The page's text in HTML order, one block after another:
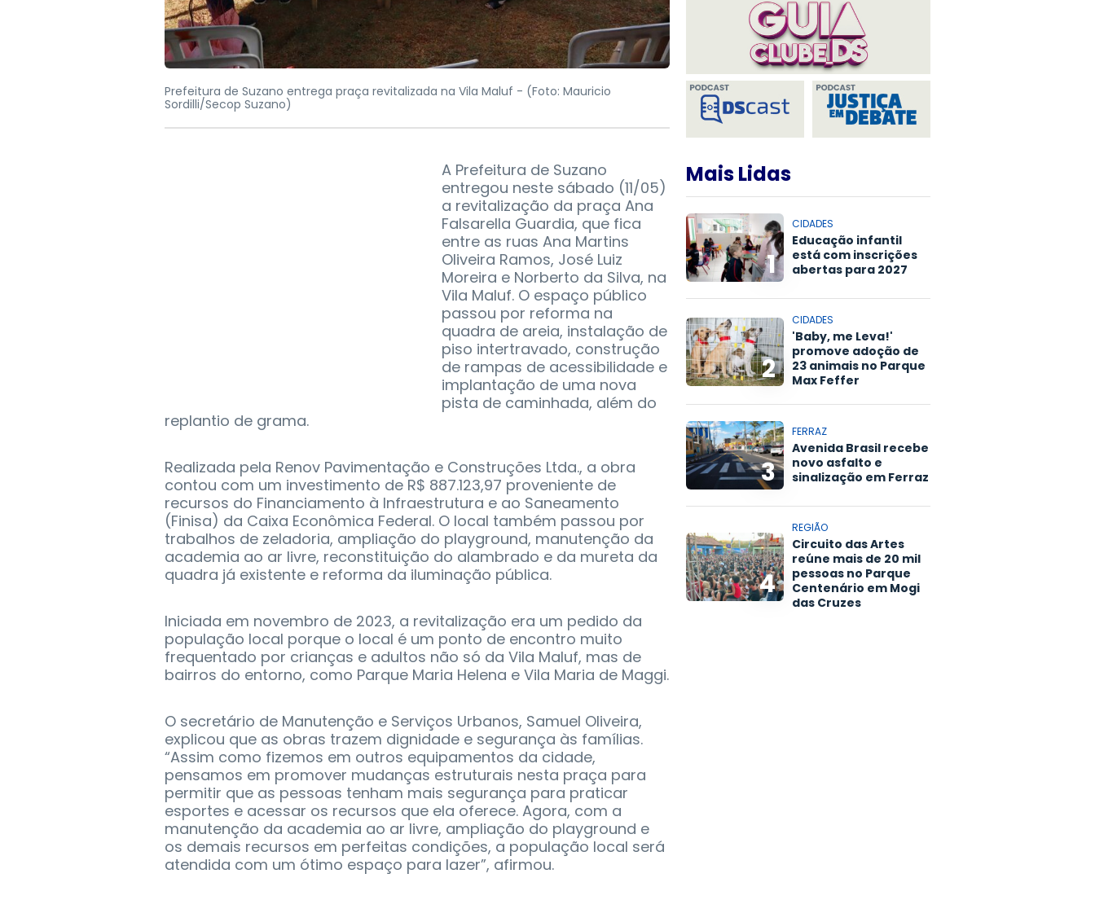
Prefeitura de Suzano entrega praça revitalizada na Vila Maluf - (Foto: Mauricio
Sordilli/Secop Suzano)
A Prefeitura de Suzano
entregou neste sábado (11/05)
a revitalização da praça Ana
Falsarella Guardia, que fica
entre as ruas Ana Martins
Oliveira Ramos, José Luiz
Moreira e Norberto da Silva, na
Vila Maluf. O espaço público
passou por reforma na
quadra de areia, instalação de
piso intertravado, construção
de rampas de acessibilidade e
implantação de uma nova
pista de caminhada, além do
replantio de grama.
Realizada pela Renov Pavimentação e Construções Ltda., a obra
contou com um investimento de R$ 887.123,97 proveniente de
recursos do Financiamento à Infraestrutura e ao Saneamento
(Finisa) da Caixa Econômica Federal. O local também passou por
trabalhos de zeladoria, ampliação do playground, manutenção da
academia ao ar livre, reconstituição do alambrado e da mureta da
quadra já existente e reforma da iluminação pública.
Iniciada em novembro de 2023, a revitalização era um pedido da
população local porque o local é um ponto de encontro muito
frequentado por crianças e adultos não só da Vila Maluf, mas de
bairros do entorno, como Parque Maria Helena e Vila Maria de Maggi.
O secretário de Manutenção e Serviços Urbanos, Samuel Oliveira,
explicou que as obras trazem dignidade e segurança às famílias.
“Assim como fizemos em outros equipamentos da cidade,
pensamos em promover mudanças estruturais nesta praça para
permitir que as pessoas tenham mais segurança para praticar
esportes e acessar os recursos que ela oferece. Agora, com a
manutenção da academia ao ar livre, ampliação do playground e
os demais recursos em perfeitas condições, a população local será
atendida com um ótimo espaço para lazer”, afirmou.
Mais Lidas
1
CIDADES
Educação infantil
está com inscrições
abertas para 2027
2
CIDADES
'Baby, me Leva!'
promove adoção de
23 animais no Parque
Max Feffer
3
FERRAZ
Avenida Brasil recebe
novo asfalto e
sinalização em Ferraz
4
REGIÃO
Circuito das Artes
reúne mais de 20 mil
pessoas no Parque
Centenário em Mogi
das Cruzes